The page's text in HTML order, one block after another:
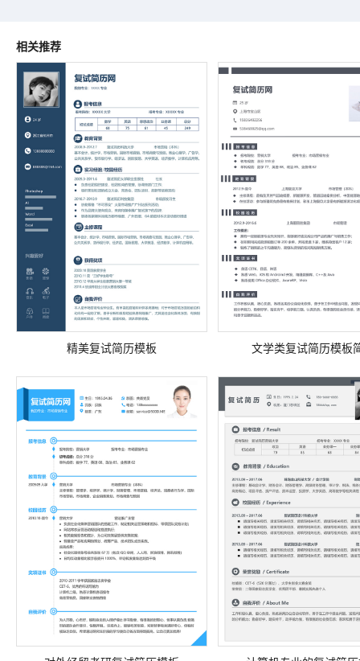
相关推荐
精美复试简历模板 文学类复试简历模板